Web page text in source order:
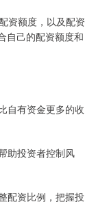
资额度，以及配资
自己的配资额度和
自有资金更多的收
助投资者控制风
配资比例，把握投